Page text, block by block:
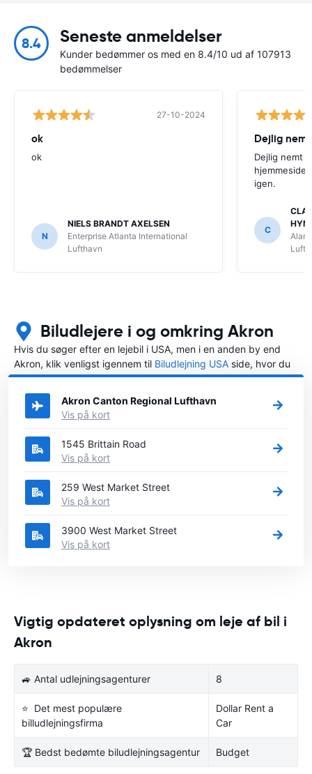
8.4 Seneste anmeldelser
Kunder bedømmer os med en 8.4/10 ud af 107913
bedømmelser
27-10-2024
ok
ok
N
NIELS BRANDT AXELSEN
Enterprise Atlanta International
Lufthavn
Dejlig
Dejlig nemt
igen.
C
Biludlejere i og omkring Akron
Hvis du søger efter en lejebil i USA, men i en anden by end
Akron, klik venligst igennem til Biludlejning USA side, hvor du
kan vælge, i hvilken by i USA du ønsker at leje en bil.
Akron Canton Regional Lufthavn
Vis på kort
1545 Brittain Road
Vis på kort
259 West Market Street
Vis på kort
3900 West Market Street
Vis på kort
Vigtig opdateret oplysning om leje af bil i
Akron
🚙 Antal udlejningsagenturer 8
⭐ Det mest populære
billudlejningsfirma
Dollar Rent a
Car
🏆 Bedst bedømte biludlejningsagentur Budget